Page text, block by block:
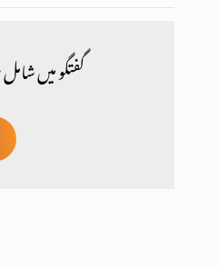
گفتگو میں